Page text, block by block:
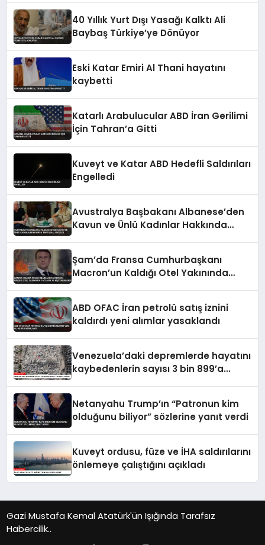
40 Yıllık Yurt Dışı Yasağı Kalktı Ali
Baybaş Türkiye’ye Dönüyor
Eski Katar Emiri Al Thani hayatını
kaybetti
Katarlı Arabulucular ABD İran Gerilimi
İçin Tahran’a Gitti
Kuveyt ve Katar ABD Hedefli Saldırıları
Engelledi
Avustralya Başbakanı Albanese’den
Kavun ve Ünlü Kadınlar Hakkında
Şam’da Fransa Cumhurbaşkanı
Macron’un Kaldığı Otel Yakınında
ABD OFAC İran petrolü satış iznini
kaldırdı yeni alımlar yasaklandı
Venezuela’daki depremlerde hayatını
kaybedenlerin sayısı 3 bin 899’a
Netanyahu Trump’ın “Patronun kim
olduğunu biliyor” sözlerine yanıt verdi
Kuveyt ordusu, füze ve İHA saldırılarını
önlemeye çalıştığını açıkladı
Gazi Mustafa Kemal Atatürk'ün Işığında Tarafsız
Habercilik..